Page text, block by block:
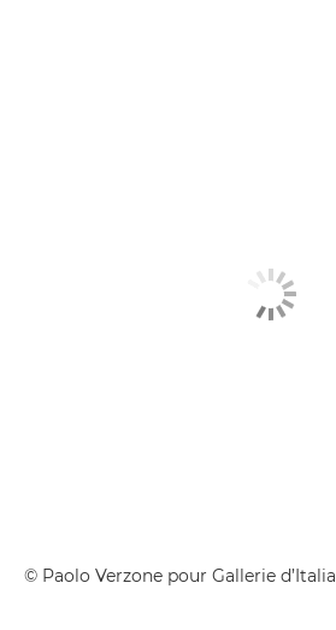
© Paolo Verzone pour Gallerie d’Italia